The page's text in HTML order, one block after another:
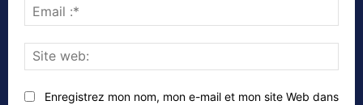
:*
web:
Enregistrez mon nom, mon e-mail et mon site Web dans